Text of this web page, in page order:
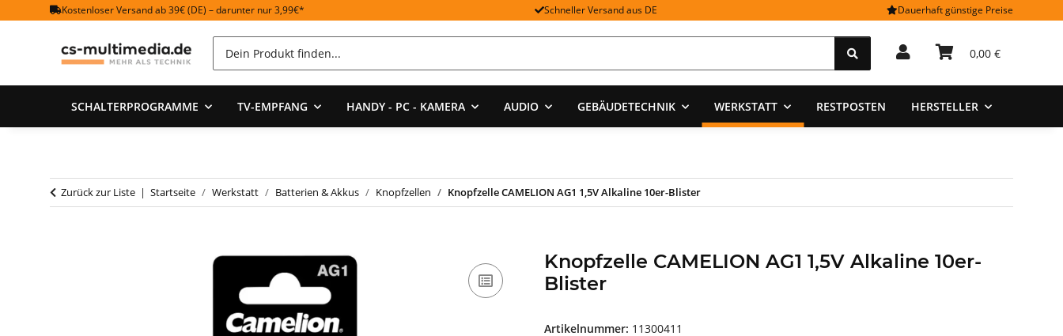
Kostenloser Versand ab 39€ (DE) – darunter nur 3,99€* Schneller Versand aus DE Dauerhaft günstige Preise
0,00 €
SCHALTERPROGRAMME TV-EMPFANG HANDY - PC - KAMERA AUDIO GEBÄUDETECHNIK WERKSTATT RESTPOSTEN HERSTELLER
Zurück zur Liste Startseite Werkstatt Batterien & Akkus Knopfzellen Knopfzelle CAMELION AG1 1,5V Alkaline 10er-Blister
Knopfzelle CAMELION AG1 1,5V Alkaline 10er-
Blister
Artikelnummer: 11300411